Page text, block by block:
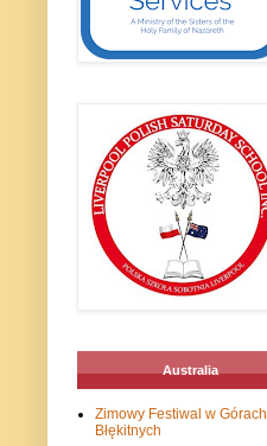
Australia
Zimowy Festiwal w Górach
Błękitnych